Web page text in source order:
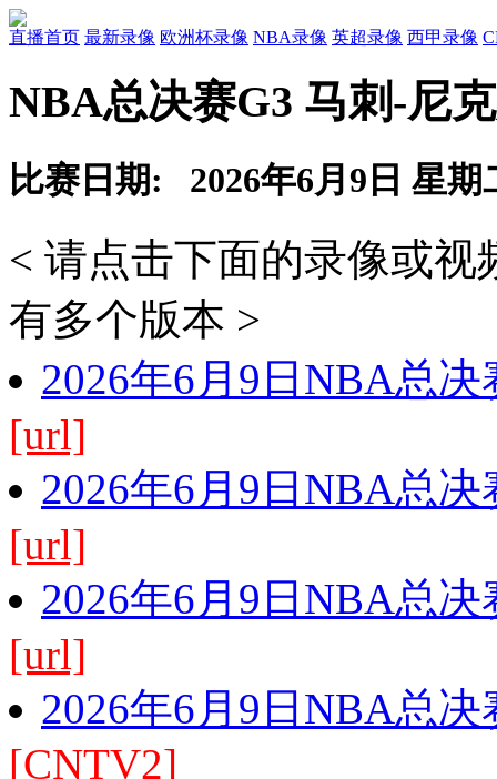
直播首页 最新录像 欧洲杯录像 NBA录像 英超录像 西甲录像
NBA总决赛G3 马刺-尼
比赛日期: 2026年6月9日 星期
< 请点击下面的录像或
有多个版本 >
2026年6月9日NBA总
[url]
2026年6月9日NBA总
[url]
2026年6月9日NBA总
[url]
2026年6月9日NBA总
[CNTV2]